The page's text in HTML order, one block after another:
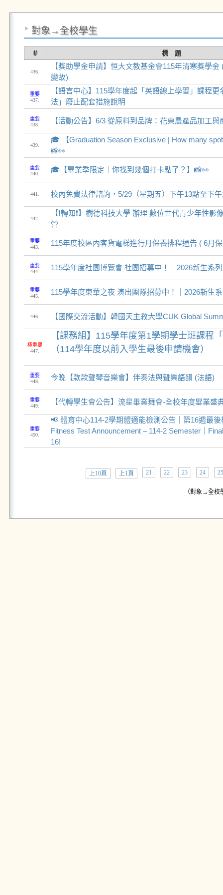
對象→全校學生
＃ 標 題
436.
【獎助學金申請】恒大文教基金會115年清寒獎學
變故)
重要
437.
【語言中心】115學年度起「英語線上學習」課程
法」廢止配套措施說明
重要
438.
【活動公告】6/3 從原料到品牌：花東農產品加工
439.
🎓 【Graduation Season Exclusive | How many
📸👀
重要
440.
🎓【畢業季限定｜你找到幾個打卡點了？】📸👀
441. 校內免費法律諮詢，5/29（星期五）下午13點至下
442.
【❗轉知❗】樹德科技大學 辦理 數位世代青少年性
營
重要
443.
115年度校區內客貨電梯進行月保養排程通告 ( 6月
重要
444.
115學年度社團博覽會 社團招募中！｜2026新生系
重要
445.
115學年度東華之夜 演出團隊招募中！｜2026新生
446. 【國際交流活動】韓國天主教大學CUK Global
極重要
447.
【課務組】115學年度第1學期學士班課程
（114學年度以前入學生最後申請機會）
重要
448.
今晚【款款聲琴音樂會】伴奏法與聲樂語韻 (法語)
重要
449.
【代轉學生會公告】流星畢業舞會-全校年度畢業盛
重要
450.
📢 體育中心114-2學期體適能檢測公告｜第16週最
Fitness Test Announcement – 114-2 Semester｜
16!
上10頁 上1頁 21 22 23 24 25
（對象→全校